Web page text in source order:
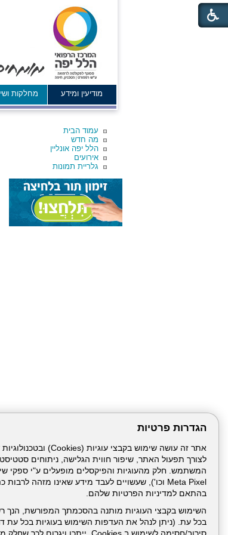
הגדרות פרטיות
לצורך תפעול האתר, שיפור חווית הגלישה, ניתוחים
בהתאם למדיניות הפרטיות שלהם.
השימוש בקבצי העוגיות מותנה בהסכמתך המפורשת, הנך
בכל עת. (ניתן לנהל את העדפות השימוש בעוגיות בכל עת
מודיעין ומידע מחלקות
עמוד הבית
מה חדש
הלל יפה אונליין
אירועים
גלריית תמונות
דרונט
דיגיטל
-
אתרי
וורדפרס,
בניית
ניהול תכנים: